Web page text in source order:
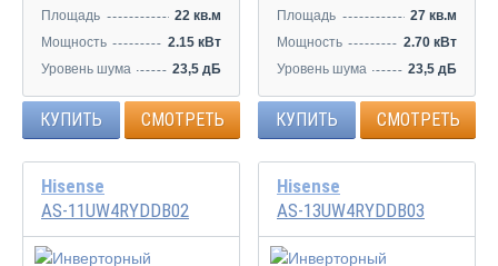
Площадь
22 кв.м
Мощность
2.15 кВт
Уровень шума
23,5 дБ
КУПИТЬ СМОТРЕТЬ
Площадь
27 кв.м
Мощность
2.70 кВт
Уровень шума
23,5 дБ
КУПИТЬ СМОТРЕТЬ
Hisense
AS-11UW4RYDDB02
Hisense
AS-13UW4RYDDB03